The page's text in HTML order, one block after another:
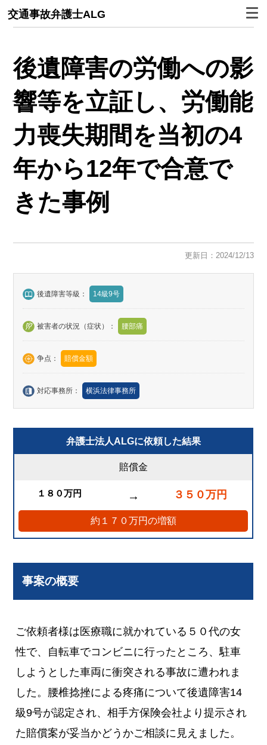
交通事故弁護士ALG
後遺障害の労働への影
響等を立証し、労働能
力喪失期間を当初の4
年から12年で合意で
きた事例
更新日：2024/12/13
後遺障害等級： 14級9号
被害者の状況（症状）： 腰部痛
争点： 賠償金額
対応事務所： 横浜法律事務所
弁護士法人ALGに依頼した結果
賠償金
１８０万円 → ３５０万円
約１７０万円の増額
事案の概要
ご依頼者様は医療職に就かれている５０代の女
性で、自転車でコンビニに行ったところ、駐車
しようとした車両に衝突される事故に遭われま
した。腰椎捻挫による疼痛について後遺障害14
級9号が認定され、相手方保険会社より提示され
た賠償案が妥当かどうかご相談に見えました。